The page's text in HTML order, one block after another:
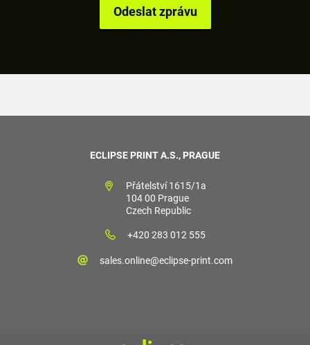
ECLIPSE PRINT A.S., PRAGUE
Přátelství 1615/1a
104 00 Prague
Czech Republic
+420 283 012 555
sales.online@eclipse-print.com